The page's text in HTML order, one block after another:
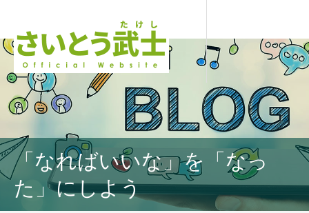
「なればいいな」を「なっ
た」にしよう